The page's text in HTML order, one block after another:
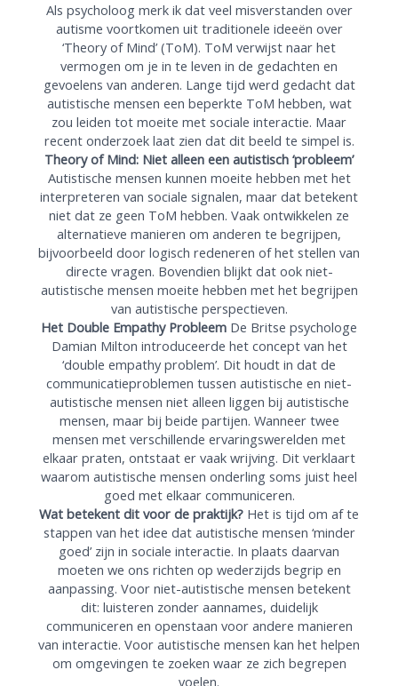
Als psycholoog merk ik dat veel misverstanden over
autisme voortkomen uit traditionele ideeën over
‘Theory of Mind’ (ToM). ToM verwijst naar het
vermogen om je in te leven in de gedachten en
gevoelens van anderen. Lange tijd werd gedacht dat
autistische mensen een beperkte ToM hebben, wat
zou leiden tot moeite met sociale interactie. Maar
recent onderzoek laat zien dat dit beeld te simpel is.
Theory of Mind: Niet alleen een autistisch ‘probleem’
Autistische mensen kunnen moeite hebben met het
interpreteren van sociale signalen, maar dat betekent
niet dat ze geen ToM hebben. Vaak ontwikkelen ze
alternatieve manieren om anderen te begrijpen,
bijvoorbeeld door logisch redeneren of het stellen van
directe vragen. Bovendien blijkt dat ook niet-
autistische mensen moeite hebben met het begrijpen
van autistische perspectieven.
Het Double Empathy Probleem De Britse psychologe
Damian Milton introduceerde het concept van het
‘double empathy problem’. Dit houdt in dat de
communicatieproblemen tussen autistische en niet-
autistische mensen niet alleen liggen bij autistische
mensen, maar bij beide partijen. Wanneer twee
mensen met verschillende ervaringswerelden met
elkaar praten, ontstaat er vaak wrijving. Dit verklaart
waarom autistische mensen onderling soms juist heel
goed met elkaar communiceren.
Wat betekent dit voor de praktijk? Het is tijd om af te
stappen van het idee dat autistische mensen ‘minder
goed’ zijn in sociale interactie. In plaats daarvan
moeten we ons richten op wederzijds begrip en
aanpassing. Voor niet-autistische mensen betekent
dit: luisteren zonder aannames, duidelijk
communiceren en openstaan voor andere manieren
van interactie. Voor autistische mensen kan het helpen
om omgevingen te zoeken waar ze zich begrepen
voelen.